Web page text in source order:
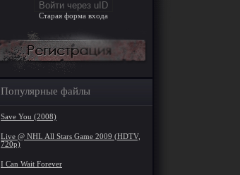
Войти через uID
Старая форма входа
Популярные файлы
Save You (2008)
Live @ NHL All Stars Game 2009 (HDTV,
720p)
I Can Wait Forever